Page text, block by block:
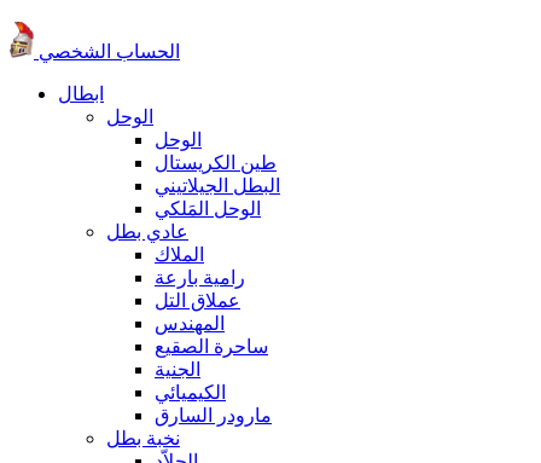
الحساب الشخصي
ابطال
الوحل
الوحل
طين الكريستال
البطل الجيلاتيني
الوحل المَلكي
عادي بطل
الملاك
رامية بارعة
عملاق التل
المهندس
ساحرة الصقيع
الجنية
الكيميائي
مارودر السارق
نخبة بطل